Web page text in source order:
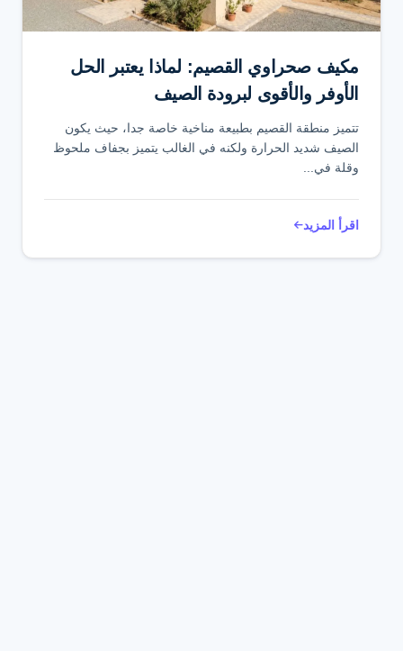
مكيف صحراوي القصيم: لماذا يعتبر الحل
الأوفر والأقوى لبرودة الصيف
تتميز منطقة القصيم بطبيعة مناخية خاصة جدا، حيث يكون
الصيف شديد الحرارة ولكنه في الغالب يتميز بجفاف ملحوظ
وقلة في...
اقرأ المزيد